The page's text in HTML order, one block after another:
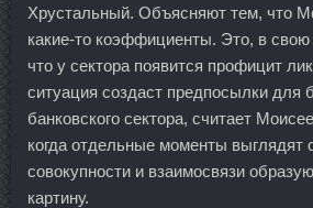
Хрустальный. Объясняют тем, что
какие-то коэффициенты. Это, в свою
что у сектора появится профицит
ситуация создаст предпосылки для
банковского сектора, считает
когда отдельные моменты выглядят
совокупности и взаимосвязи
картину.